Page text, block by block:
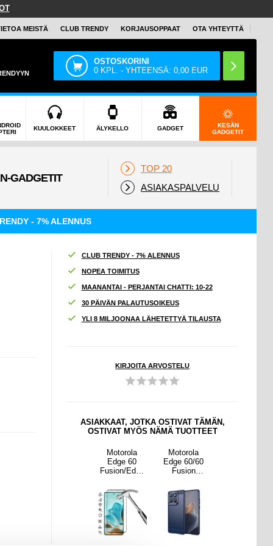
MEISTÄ CLUB TRENDY KORJAUSOPPAAT OTA YHTEYTTÄ
OSTOSKORINI
0 KPL. - YHTEENSÄ:0,00 EUR
KUULOKKEET ÄLYKELLO GADGET
KESÄN
GADGETIT
TOP 20
ASIAKASPALVELU
- 7% ALENNUS
CLUB TRENDY - 7% ALENNUS
NOPEA TOIMITUS
MAANANTAI - PERJANTAI CHATTI: 10-22
30 PÄIVÄN PALAUTUSOIKEUS
YLI 8 MILJOONAA LÄHETETTYÄ TILAUSTA
KIRJOITA ARVOSTELU
ASIAKKAAT, JOTKA OSTIVAT TÄMÄN,
OSTIVAT MYÖS NÄMÄ TUOTTEET
Motorola
Edge 60
Fusion/Edge
Koko
Peittävä
Panssarilasi -
9H - Musta
Reuna
Motorola
Edge 60/60
Fusion
Suojakuori -
Hiilikuitu -
sininen